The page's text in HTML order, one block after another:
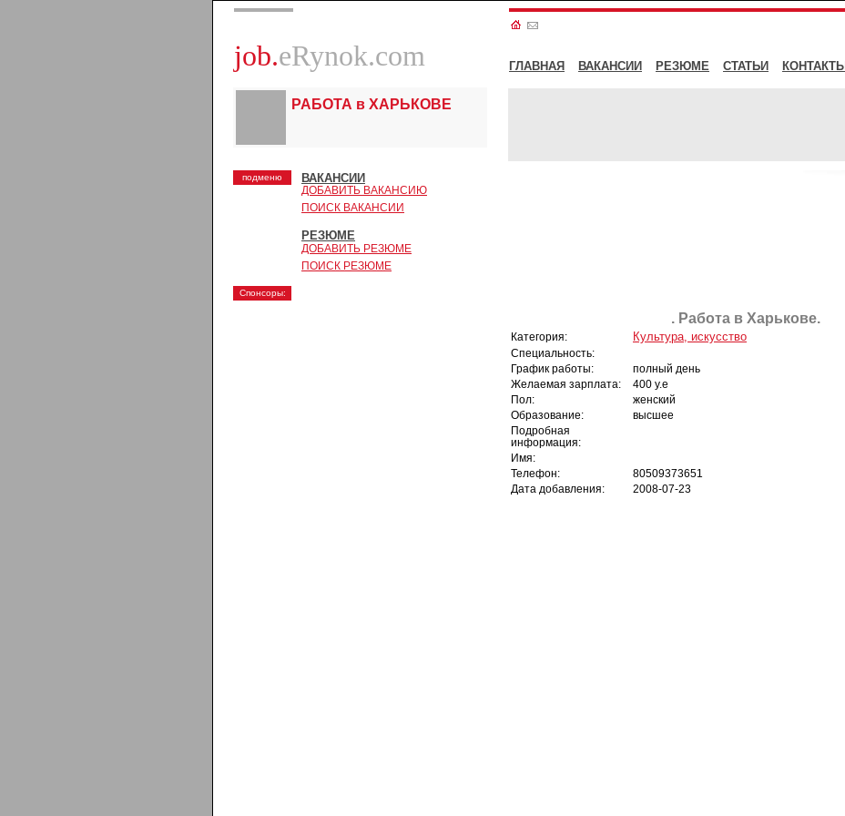
job.eRynok.com ГЛАВНАЯ ВАКАНСИИ РЕЗЮМЕ СТАТЬИ КОНТАКТЫ
РАБОТА в ХАРЬКОВЕ
подменю ВАКАНСИИ
ДОБАВИТЬ ВАКАНСИЮ
ПОИСК ВАКАНСИИ
РЕЗЮМЕ
ДОБАВИТЬ РЕЗЮМЕ
ПОИСК РЕЗЮМЕ
Спонсоры:
. Работа в Харькове.
Категория: Культура, искусство
Специальность:
График работы:
полный день
Желаемая зарплата:
400 у.е
Пол:
женский
Образование:
высшее
Подробная
информация:
Имя:
Телефон:
80509373651
Дата добавления:
2008-07-23